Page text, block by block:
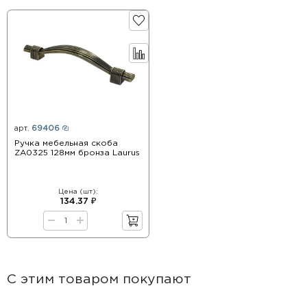
арт. 69406
Ручка мебельная скоба
ZA0325 128мм бронза Laurus
Цена (шт):
134.37 ₽
С этим товаром покупают